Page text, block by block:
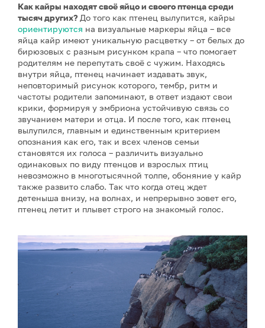
Как кайры находят своё яйцо и своего птенца среди
тысяч других? До того как птенец вылупится, кайры
ориентируются на визуальные маркеры яйца – все
яйца кайр имеют уникальную расцветку – от белых до
бирюзовых с разным рисунком крапа – что помогает
родителям не перепутать своё с чужим. Находясь
внутри яйца, птенец начинает издавать звук,
неповторимый рисунок которого, тембр, ритм и
частоты родители запоминают, в ответ издают свои
крики, формируя у эмбриона устойчивую связь со
звучанием матери и отца. И после того, как птенец
вылупился, главным и единственным критерием
опознания как его, так и всех членов семьи
становятся их голоса – различить визуально
одинаковых по виду птенцов и взрослых птиц
невозможно в многотысячной толпе, обоняние у кайр
также развито слабо. Так что когда отец ждет
детеныша внизу, на волнах, и непрерывно зовет его,
птенец летит и плывет строго на знакомый голос.